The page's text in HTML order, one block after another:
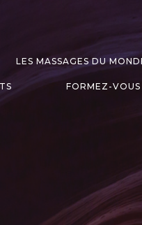
LES MASSAGES DU
FORMEZ-VOUS